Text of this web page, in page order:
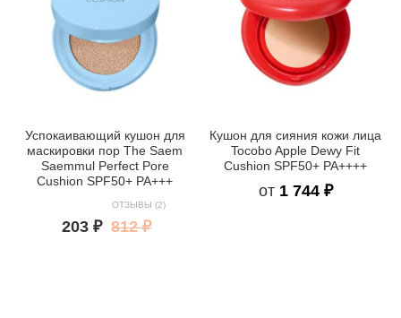
Успокаивающий кушон для
маскировки пор The Saem
Saemmul Perfect Pore
Cushion SPF50+ PA+++
ОТЗЫВЫ (2)
203 ₽ 812 ₽
Кушон для сияния кожи лица
Tocobo Apple Dewy Fit
Cushion SPF50+ PA++++
от 1 744 ₽